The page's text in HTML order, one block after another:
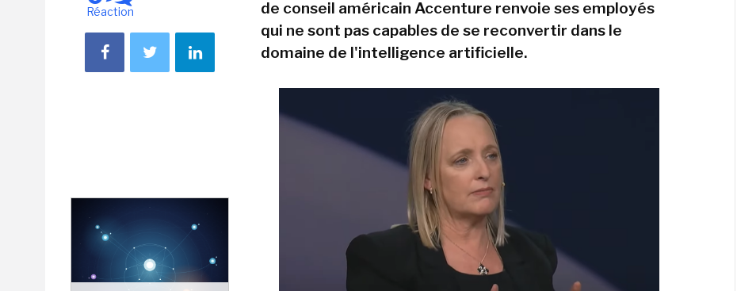
Réaction
de conseil américain Accenture renvoie ses employés
qui ne sont pas capables de se reconvertir dans le
domaine de l'intelligence artificielle.